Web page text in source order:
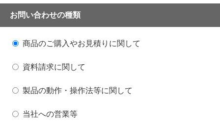
お問い合わせの種類
商品のご購入やお見積りに関して
資料請求に関して
製品の動作・操作法等に関して
当社への営業等